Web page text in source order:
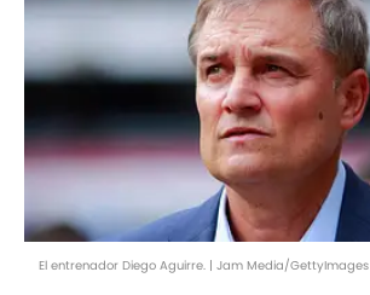
El entrenador Diego Aguirre. | Jam Media/GettyImages